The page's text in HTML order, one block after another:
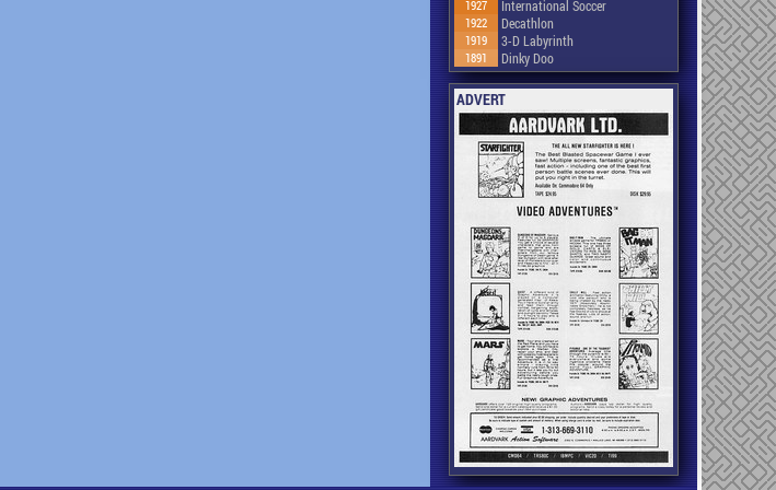
1927 International Soccer
1922 Decathlon
1919 3-D Labyrinth
1891 Dinky Doo
ADVERT